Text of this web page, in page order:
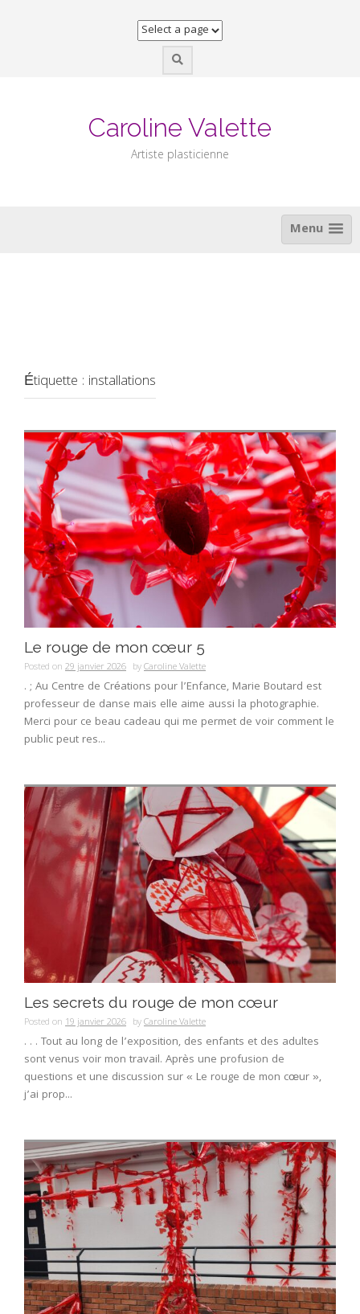
Caroline Valette
Artiste plasticienne
Menu
Étiquette : installations
Le rouge de mon cœur 5
Posted on 29 janvier 2026 byCaroline Valette
. ; Au Centre de Créations pour l’Enfance, Marie Boutard est
professeur de danse mais elle aime aussi la photographie.
Merci pour ce beau cadeau qui me permet de voir comment le
public peut res...
Les secrets du rouge de mon cœur
Posted on 19 janvier 2026 byCaroline Valette
. . . Tout au long de l’exposition, des enfants et des adultes
sont venus voir mon travail. Après une profusion de
questions et une discussion sur « Le rouge de mon cœur »,
j’ai prop...